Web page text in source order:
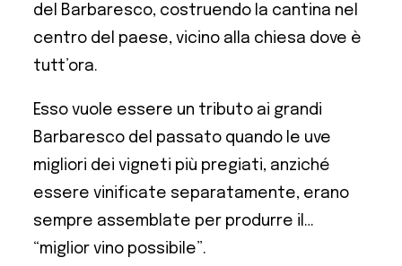
del Barbaresco, costruendo la cantina nel
centro del paese, vicino alla chiesa dove è
tutt’ora.
Esso vuole essere un tributo ai grandi
Barbaresco del passato quando le uve
migliori dei vigneti più pregiati, anziché
essere vinificate separatamente, erano
sempre assemblate per produrre il…
“miglior vino possibile”.